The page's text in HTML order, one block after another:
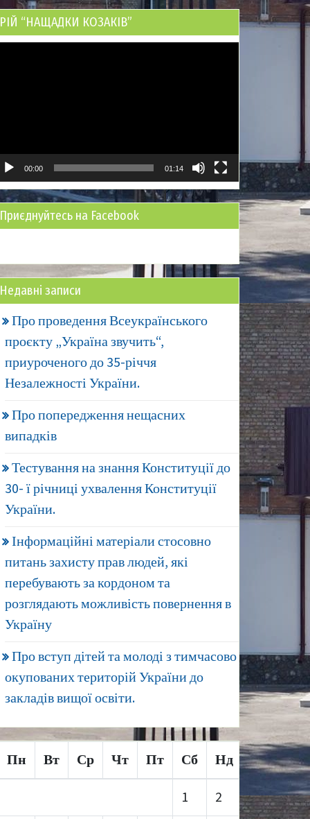
РІЙ “НАЩАДКИ КОЗАКІВ”
00:00 01:14
Приєднуйтесь на Facebook
Недавні записи
Про проведення Всеукраїнського
проєкту „Україна звучить“,
приуроченого до 35-річчя
Незалежності України.
Про попередження нещасних
випадків
Тестування на знання Конституції до
30- ї річниці ухвалення Конституції
України.
Інформаційні матеріали стосовно
питань захисту прав людей, які
перебувають за кордоном та
розглядають можливість повернення в
Україну
Про вступ дітей та молоді з тимчасово
окупованих територій України до
закладів вищої освіти.
Пн Вт Ср Чт Пт Сб Нд
1 2